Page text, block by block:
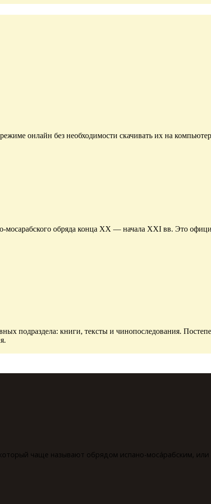
онлайн без необходимости скачивать их на
мосарабского обряда конца XX — начала XXI вв. Это
подраздела: книги, тексты и чинопоследования.
чаще называют обрядом испано-мосáрабским,